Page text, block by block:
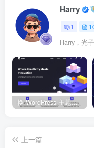
Harry
1
换 WordPress 主题前先看这份清单：Kadence、Blocksy Pro 与 WoodMart 的实操配置教程
上一篇